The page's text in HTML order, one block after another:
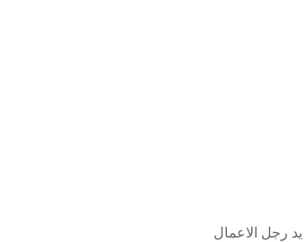
2008م على يد رجل الاعمال